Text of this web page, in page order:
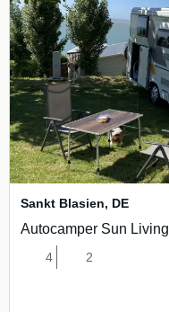
Sankt Blasien, DE
Autocamper Sun Living
4 2